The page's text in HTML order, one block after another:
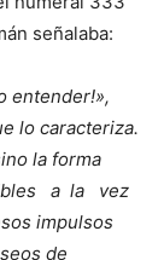
señalaba:
entender!»,
lo caracteriza.
la forma
a la vez
impulsos
de